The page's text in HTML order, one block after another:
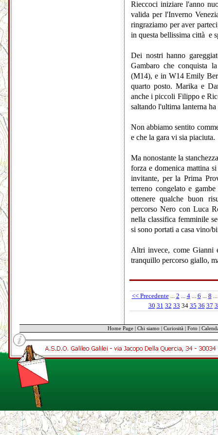
Rieccoci iniziare l'anno
valida per l'Inverno
ringraziamo per aver
in questa bellissima città e
Dei nostri hanno
Gambaro che conquista
(M14), e in W14 Emily
quarto posto. Marika e
anche i piccoli Filippo e
saltando l'ultima lanterna
Non abbiamo sentito
e che la gara vi sia piaciuta.
Ma nonostante la
forza e domenica mattina
invitante, per la Prima
terreno congelato e
ottenere qualche buon
percorso Nero con Luca
nella classifica femminile
si sono portati a casa vino/
Altri invece, come Gianni
tranquillo percorso giallo,
<< Precedente ... 2 ... 4 ... 6 ... 8 ...
30 31 32 33 34 35 36 37
Home Page Chi siamo Curiosità Foto